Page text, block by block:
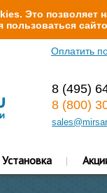
Это позволяет
пользоваться
Оплатить
8 (495)
8 (800)
Установка